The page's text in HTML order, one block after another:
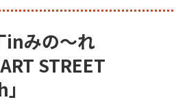
inみの～れ
STREET